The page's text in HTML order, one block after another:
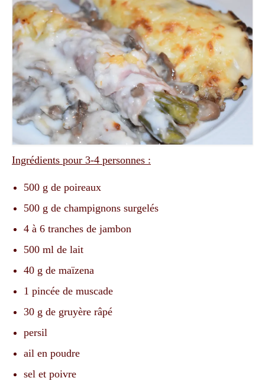
Ingrédients pour 3-4 personnes :
500 g de poireaux
500 g de champignons surgelés
4 à 6 tranches de jambon
500 ml de lait
40 g de maïzena
1 pincée de muscade
30 g de gruyère râpé
persil
ail en poudre
sel et poivre